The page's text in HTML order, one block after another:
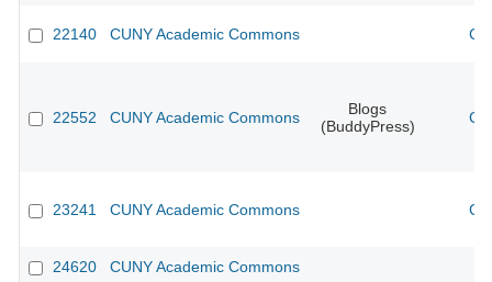
22140 CUNY Academic Commons
22552 CUNY Academic Commons
Blogs
(BuddyPress)
23241 CUNY Academic Commons
24620
CUNY Academic Commons